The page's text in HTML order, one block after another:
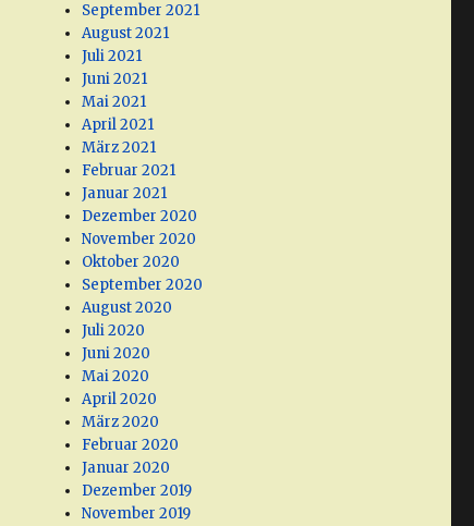
September 2021
August 2021
Juli 2021
Juni 2021
Mai 2021
April 2021
März 2021
Februar 2021
Januar 2021
Dezember 2020
November 2020
Oktober 2020
September 2020
August 2020
Juli 2020
Juni 2020
Mai 2020
April 2020
März 2020
Februar 2020
Januar 2020
Dezember 2019
November 2019